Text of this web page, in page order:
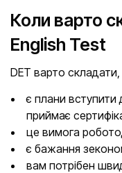
Коли варто
English Test
DET варто
є плани вступити
приймає
це вимога
є бажання
вам потрібен